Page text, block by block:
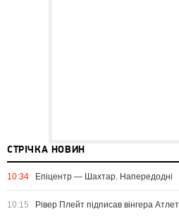
СТРІЧКА НОВИН
10:34 Епіцентр — Шахтар. Напередодні
10:15 Рівер Плейт підписав вінгера